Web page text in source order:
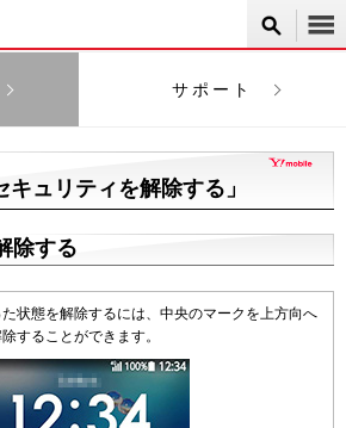
サポート
ュリティを解除する」
除する
状態を解除するには、中央のマークを上方向へ
することができます。